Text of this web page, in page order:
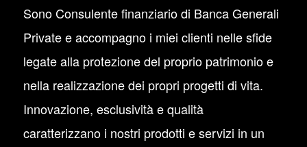
Sono Consulente finanziario di Banca Generali
Private e accompagno i miei clienti nelle sfide
legate alla protezione del proprio patrimonio e
nella realizzazione dei propri progetti di vita.
Innovazione, esclusività e qualità
caratterizzano i nostri prodotti e servizi in un